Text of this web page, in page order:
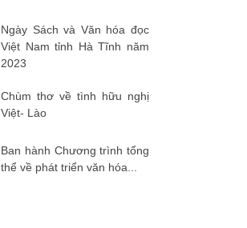
Ngày Sách và Văn hóa đọc
Việt Nam tỉnh Hà Tĩnh năm
2023
Chùm thơ về tình hữu nghị
Việt- Lào
Ban hành Chương trình tổng
thể về phát triển văn hóa...